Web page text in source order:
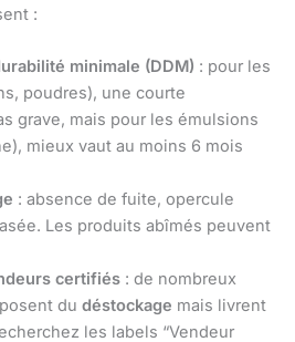
:
minimale (DDM) : pour les
poudres), une courte
grave, mais pour les émulsions
mieux vaut au moins 6 mois
: absence de fuite, opercule
Les produits abîmés peuvent
certifiés : de nombreux
du déstockage mais livrent
les labels “Vendeur